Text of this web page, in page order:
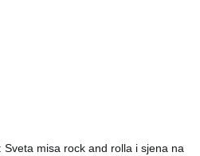
Sveta misa rock and rolla i sjena na